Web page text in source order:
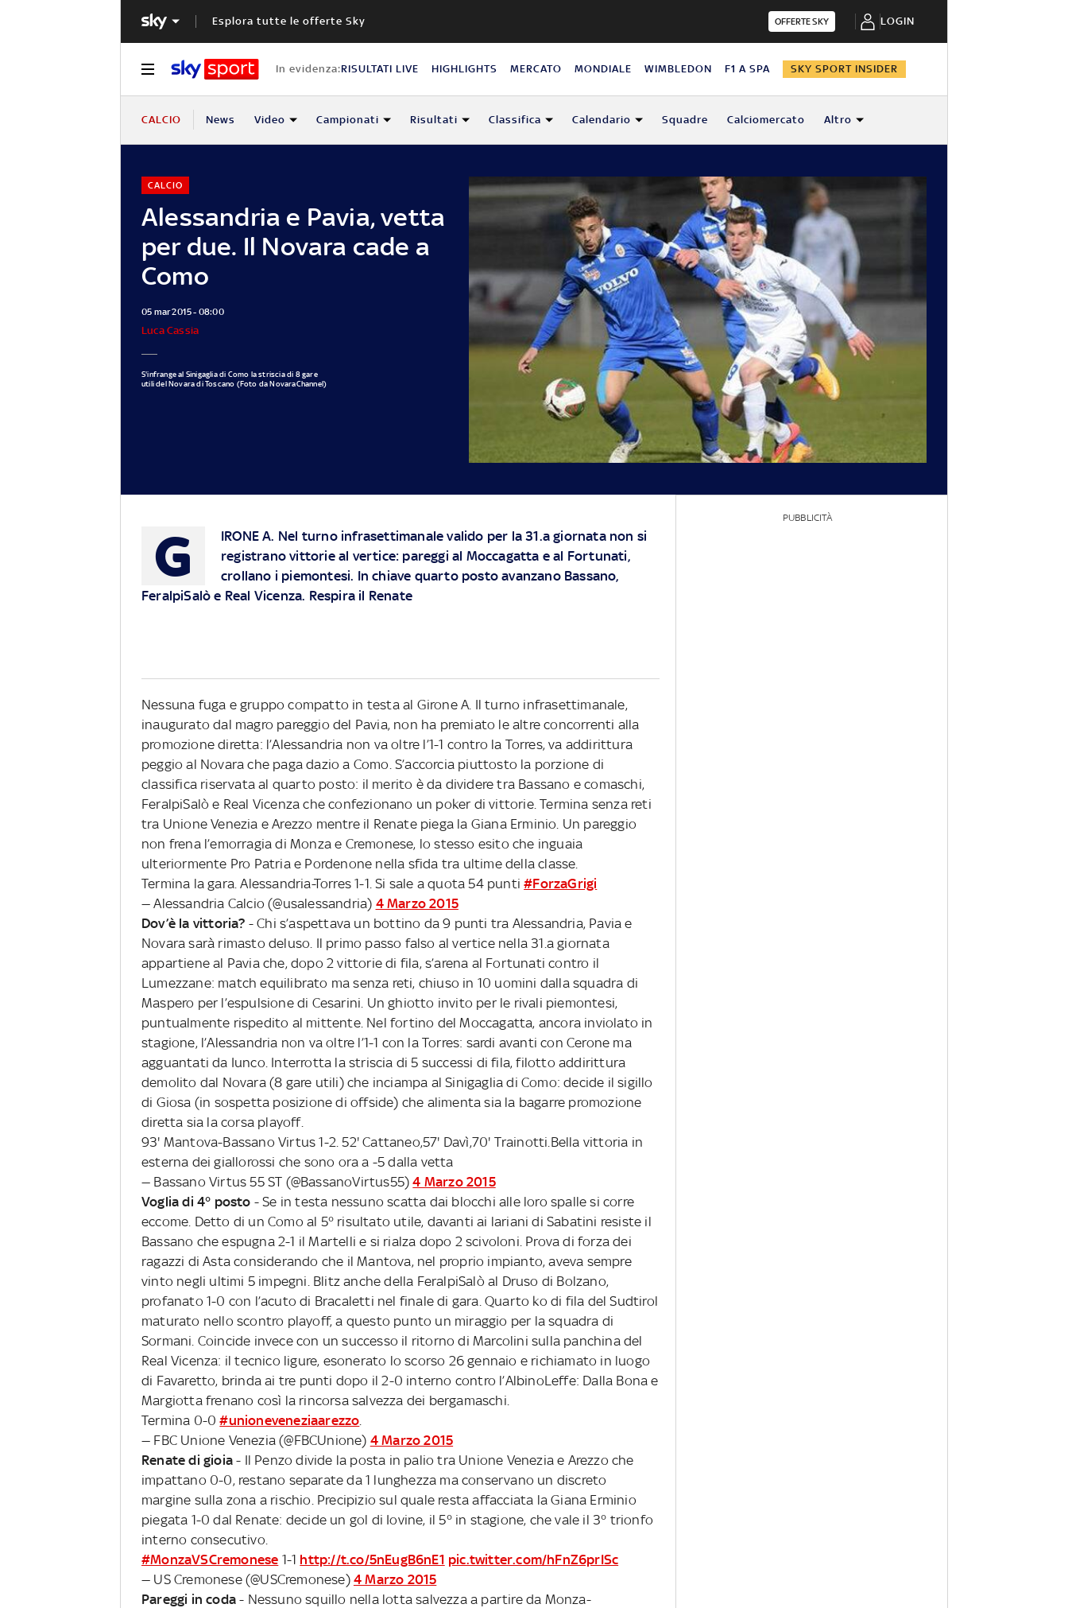
Esplora tutte le offerte Sky OFFERTE SKY LOGIN
In evidenza:RISULTATI LIVE HIGHLIGHTS MERCATO MONDIALE WIMBLEDON F1 A SPA SKY SPORT INSIDER
CALCIO News Video Campionati Risultati Classifica Calendario Squadre Calciomercato Altro
Alessandria e Pavia, vetta
per due. Il Novara cade a
Como
CALCIO
05 mar 2015 - 08:00
Luca Cassia
S'infrange al Sinigaglia di Como la striscia di 8 gare
utili del Novara di Toscano (Foto da NovaraChannel)
G IRONE A. Nel turno infrasettimanale valido per la 31.a giornata non si
registrano vittorie al vertice: pareggi al Moccagatta e al Fortunati,
crollano i piemontesi. In chiave quarto posto avanzano Bassano,
FeralpiSalò e Real Vicenza. Respira il Renate
Nessuna fuga e gruppo compatto in testa al Girone A. Il turno infrasettimanale,
inaugurato dal magro pareggio del Pavia, non ha premiato le altre concorrenti alla
promozione diretta: l’Alessandria non va oltre l’1-1 contro la Torres, va addirittura
peggio al Novara che paga dazio a Como. S’accorcia piuttosto la porzione di
classifica riservata al quarto posto: il merito è da dividere tra Bassano e comaschi,
FeralpiSalò e Real Vicenza che confezionano un poker di vittorie. Termina senza reti
tra Unione Venezia e Arezzo mentre il Renate piega la Giana Erminio. Un pareggio
non frena l’emorragia di Monza e Cremonese, lo stesso esito che inguaia
ulteriormente Pro Patria e Pordenone nella sfida tra ultime della classe.
Termina la gara. Alessandria-Torres 1-1. Si sale a quota 54 punti#ForzaGrigi
— Alessandria Calcio (@usalessandria) 4 Marzo 2015
Dov’è la vittoria? - Chi s’aspettava un bottino da 9 punti tra Alessandria, Pavia e
Novara sarà rimasto deluso. Il primo passo falso al vertice nella 31.a giornata
appartiene al Pavia che, dopo 2 vittorie di fila, s’arena al Fortunati contro il
Lumezzane: match equilibrato ma senza reti, chiuso in 10 uomini dalla squadra di
Maspero per l’espulsione di Cesarini. Un ghiotto invito per le rivali piemontesi,
puntualmente rispedito al mittente. Nel fortino del Moccagatta, ancora inviolato in
stagione, l’Alessandria non va oltre l’1-1 con la Torres: sardi avanti con Cerone ma
agguantati da Iunco. Interrotta la striscia di 5 successi di fila, filotto addirittura
demolito dal Novara (8 gare utili) che inciampa al Sinigaglia di Como: decide il sigillo
di Giosa (in sospetta posizione di offside) che alimenta sia la bagarre promozione
diretta sia la corsa playoff.
93' Mantova-Bassano Virtus 1-2. 52' Cattaneo,57' Davì,70' Trainotti.Bella vittoria in
esterna dei giallorossi che sono ora a -5 dalla vetta
— Bassano Virtus 55 ST (@BassanoVirtus55)4 Marzo 2015
Voglia di 4° posto - Se in testa nessuno scatta dai blocchi alle loro spalle si corre
eccome. Detto di un Como al 5° risultato utile, davanti ai lariani di Sabatini resiste il
Bassano che espugna 2-1 il Martelli e si rialza dopo 2 scivoloni. Prova di forza dei
ragazzi di Asta considerando che il Mantova, nel proprio impianto, aveva sempre
vinto negli ultimi 5 impegni. Blitz anche della FeralpiSalò al Druso di Bolzano,
profanato 1-0 con l’acuto di Bracaletti nel finale di gara. Quarto ko di fila del Sudtirol
maturato nello scontro playoff, a questo punto un miraggio per la squadra di
Sormani. Coincide invece con un successo il ritorno di Marcolini sulla panchina del
Real Vicenza: il tecnico ligure, esonerato lo scorso 26 gennaio e richiamato in luogo
di Favaretto, brinda ai tre punti dopo il 2-0 interno contro l’AlbinoLeffe: Dalla Bona e
Margiotta frenano così la rincorsa salvezza dei bergamaschi.
Termina 0-0#unioneveneziaarezzo
— FBC Unione Venezia (@FBCUnione) 4 Marzo 2015
Renate di gioia- Il Penzo divide la posta in palio tra Unione Venezia e Arezzo che
impattano 0-0, restano separate da 1 lunghezza ma conservano un discreto
margine sulla zona a rischio. Precipizio sul quale resta affacciata la Giana Erminio
piegata 1-0 dal Renate: decide un gol di Iovine, il 5° in stagione, che vale il 3° trionfo
interno consecutivo.
#MonzaVSCremonese 1-1 http://t.co/5nEugB6nE1 pic.twitter.com/hFnZ6prISc
— US Cremonese (@USCremonese) 4 Marzo 2015
Pareggi in coda- Nessuno squillo nella lotta salvezza a partire da Monza-
PUBBLICITÀ